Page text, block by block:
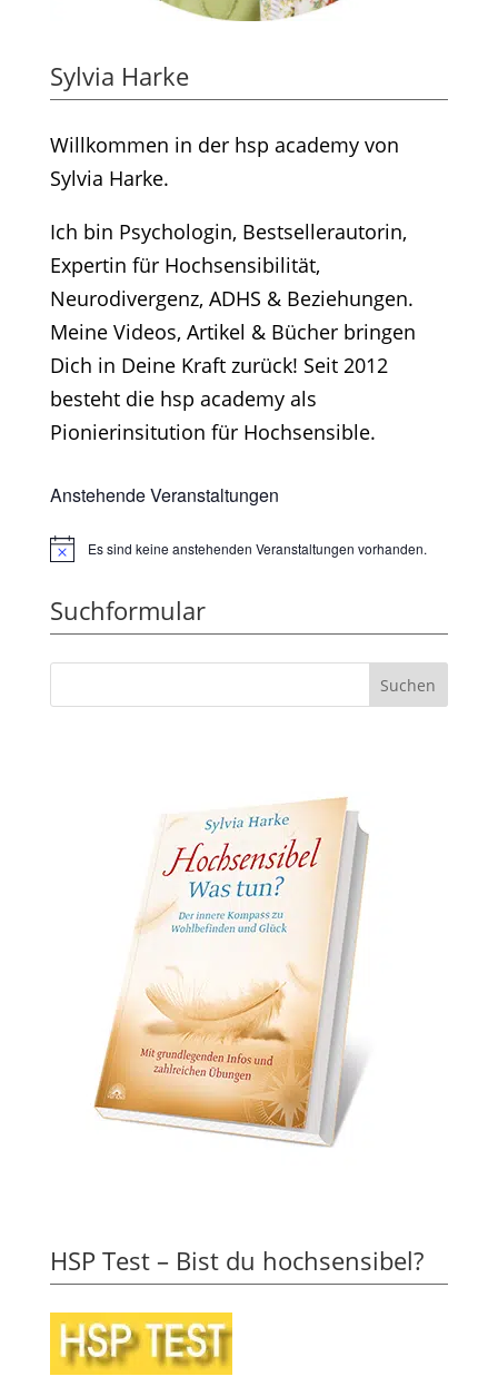
Sylvia Harke
Willkommen in der hsp academy von
Sylvia Harke.
Ich bin Psychologin, Bestsellerautorin,
Expertin für Hochsensibilität,
Neurodivergenz, ADHS & Beziehungen.
Meine Videos, Artikel & Bücher bringen
Dich in Deine Kraft zurück! Seit 2012
besteht die hsp academy als
Pionierinsitution für Hochsensible.
Anstehende Veranstaltungen
HinweisEs sind keine anstehenden Veranstaltungen vorhanden.
Suchformular
HSP Test – Bist du hochsensibel?